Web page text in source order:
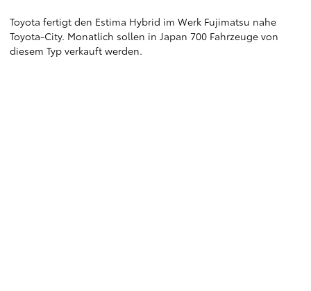
Toyota fertigt den Estima Hybrid im Werk Fujimatsu nahe
Toyota-City. Monatlich sollen in Japan 700 Fahrzeuge von
diesem Typ verkauft werden.